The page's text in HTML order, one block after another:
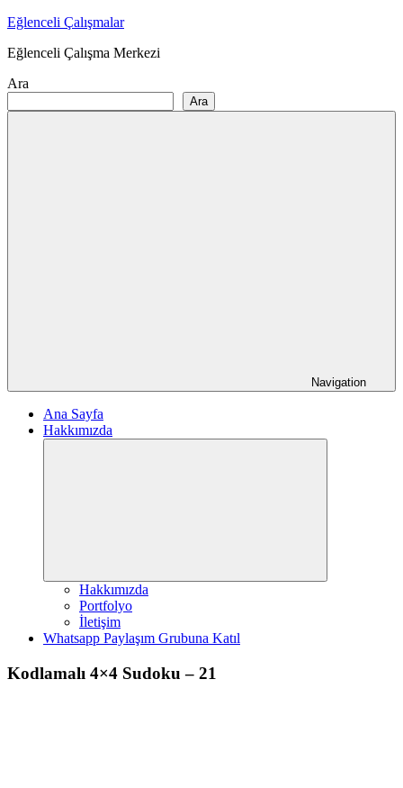
Skip
content
Eğlenceli Çalışmalar
Eğlenceli Çalışma Merkezi
Ara
Ara
Navigation
Ana Sayfa
Hakkımızda
Hakkımızda
Portfolyo
İletişim
Whatsapp Paylaşım Grubuna Katıl
Kodlamalı 4×4 Sudoku – 21